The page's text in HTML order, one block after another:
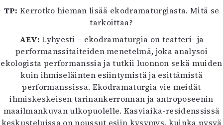
TP: Kerrotko hieman lisää ekodramaturgiasta. Mitä se
tarkoittaa?
AEV: Lyhyesti – ekodramaturgia on teatteri- ja
performanssitaiteiden menetelmä, joka analysoi
ekologista performanssia ja tutkii luonnon sekä muiden
kuin ihmiseläinten esiintymistä ja esittämistä
performanssissa. Ekodramaturgia vie meidät
ihmiskeskeisen tarinankerronnan ja antroposeenin
maailmankuvan ulkopuolelle. Kasviaika-residenssissä
keskusteluissa on noussut esiin kysymys, kuinka pysyä